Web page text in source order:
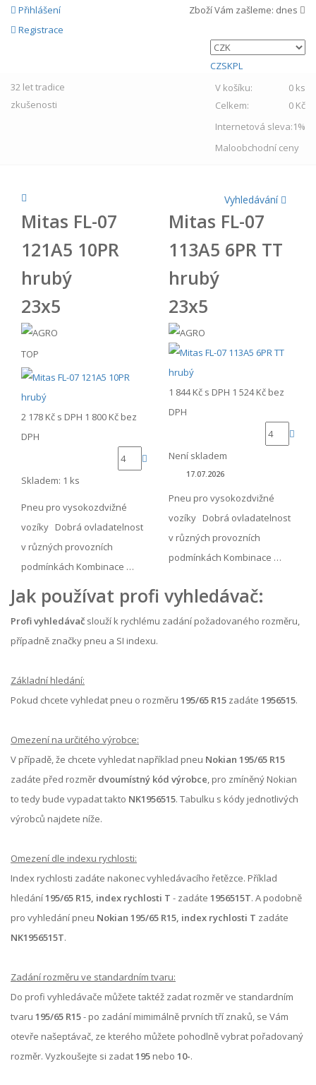
Přihlášení
Registrace
Zboží Vám zašleme: dnes
CZSKPL
32 lettradice
zkušenosti
V košíku:
0 ks
Celkem:
0 Kč
Internetová sleva:1%
Maloobchodní ceny
Vyhledávání
Mitas FL-07
121A5 10PR
hrubý
23x5
TOP
2 178 Kč s DPH 1 800 Kč bez
DPH
Skladem: 1 ks
Pneu pro vysokozdvižné
vozíky Dobrá ovladatelnost
v různých provozních
podmínkách Kombinace …
Mitas FL-07
113A5 6PR TT
hrubý
23x5
1 844 Kč s DPH 1 524 Kč bez
DPH
Není skladem
17.07.2026
Pneu pro vysokozdvižné
vozíky Dobrá ovladatelnost
v různých provozních
podmínkách Kombinace …
Jak používat profi vyhledávač:
Profi vyhledávač slouží k rychlému zadání požadovaného rozměru,
případně značky pneu a SI indexu.
Základní hledání:
Pokud chcete vyhledat pneu o rozměru 195/65 R15 zadáte 1956515.
Omezení na určitého výrobce:
V případě, že chcete vyhledat například pneu Nokian 195/65 R15
zadáte před rozměr dvoumístný kód výrobce , pro zmíněný Nokian
to tedy bude vypadat takto NK1956515. Tabulku s kódy jednotlivých
výrobců najdete níže.
Omezení dle indexu rychlosti:
Index rychlosti zadáte nakonec vyhledávacího řetězce. Příklad
hledání195/65 R15, index rychlosti T - zadáte 1956515T. A podobně
pro vyhledání pneu Nokian 195/65 R15, index rychlosti T zadáte
NK1956515T.
Zadání rozměru ve standardním tvaru:
Do profi vyhledávače můžete taktéž zadat rozměr ve standardním
tvaru 195/65 R15- po zadání mimimálně prvních tří znaků, se Vám
otevře našeptávač, ze kterého můžete pohodlně vybrat pořadovaný
rozměr. Vyzkoušejte si zadat195 nebo 10-.